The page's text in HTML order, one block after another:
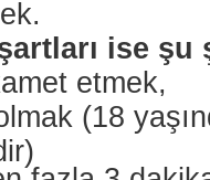
ise şu
etmek,
(18